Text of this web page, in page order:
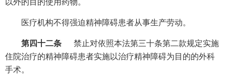
医疗机构不得强迫精神障碍患者从事生产劳动。
第四十二条
禁止对依照本法第三十条第二款规定实施
住院治疗的精神障碍患者实施以治疗精神障碍为目的的外科
手术。